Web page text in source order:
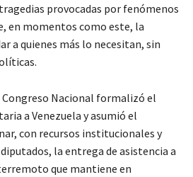
provocadas por fenómenos
en momentos como este, la
a quienes más lo necesitan, sin
Nacional formalizó el
a Venezuela y asumió el
con recursos institucionales y
la entrega de asistencia a
que mantiene en